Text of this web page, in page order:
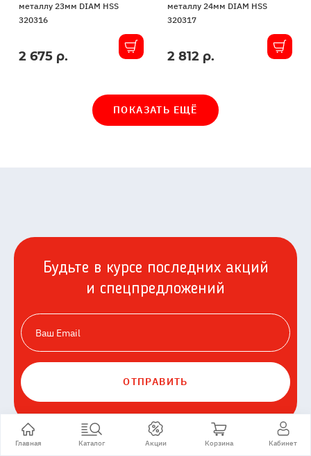
металлу 23мм DIAM HSS
320316
В
2 675 р.
металлу 24мм DIAM HSS
320317
В
2 812 р.
ПОКАЗАТЬ ЕЩЁ
Будьте в курсе последних акций
и спецпредложений
ОТПРАВИТЬ
Главная Каталог Акции Корзина Кабинет